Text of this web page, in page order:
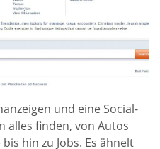
und eine Social-
alles finden, von Autos
hin zu Jobs. Es ähnelt